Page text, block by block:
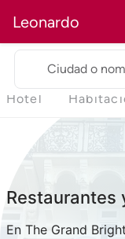
Leonardo
Ciudad o
Hotel
Restaurantes
En The Grand